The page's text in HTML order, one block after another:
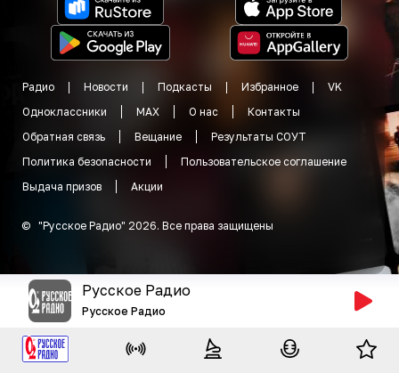
Радио Новости Подкасты Избранное
VK
Одноклассники
MAX О нас
Контакты
Обратная связь
Вещание
Результаты СОУТ
Политика безопасности
Пользовательское соглашение
Выдача призов
Акции
© "Русское Радио" 2026. Все права защищены
Русское Радио
Русское Радио